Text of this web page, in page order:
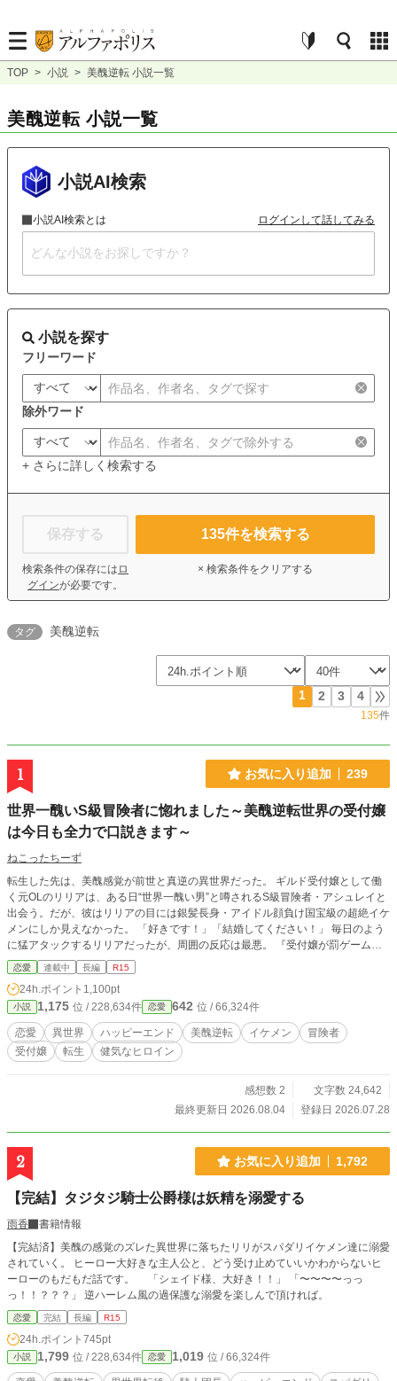
TOP > 小説 > 美醜逆転 小説一覧
美醜逆転 小説一覧
小説AI検索
小説AI検索とは ログインして話してみる
小説を探す
フリーワード
除外ワード
+ さらに詳しく検索する
保存する
検索条件の保存には ロ
グインが必要です。
135件を検索する
× 検索条件をクリアする
タグ 美醜逆転
1 2 3 4
135件
1 お気に入り追加 239
世界一醜いS級冒険者に惚れました～美醜逆転世界の受付嬢
は今日も全力で口説きます～
ねこったちーず
転生した先は、美醜感覚が前世と真逆の異世界だった。 ギルド受付嬢として働
く元OLのリリアは、ある日“世界一醜い男”と噂されるS級冒険者・アシュレイと
出会う。だが、彼はリリアの目には銀髪長身・アイドル顔負け国宝級の超絶イケ
メンにしか見えなかった。 「好きです！」「結婚してください！」 毎日のよう
に猛アタックするリリアだったが、周囲の反応は最悪。 『受付嬢が罰ゲームで
醜男をからかっている』と噂され、当のアシュレイ本人には「馬鹿にしているの
か？お前みたいな性格の悪い女が一番嫌いだ」とまったく信じてくれない挙句、
嫌われる末路！ しかし、リリアだけは知っていた。彼が誰よりも優しく、不器
用で、孤独な人間だということを。 やがて彼女の真っ直ぐな想いは、氷のよう
に閉ざされていたアシュレイの心を少しずつ溶かしていく。 ――そして気づけ
ば、“世界一醜い”はずのS級冒険者は、リリアを誰にも渡したくないほど執着す
るようになっていて……？ 美醜感覚が逆転した世界で始まる、勘違いだらけの
恋愛 連載中 長編 R15
24h.ポイント 1,100pt
小説 1,175 位 / 228,634件 恋愛 642 位 / 66,324件
恋愛 異世界 ハッピーエンド 美醜逆転 イケメン
冒険者
受付嬢
転生 健気なヒロイン
感想数 2
文字数 24,642
最終更新日 2026.08.04
登録日 2026.07.28
2 お気に入り追加 1,792
【完結】タジタジ騎士公爵様は妖精を溺愛する
雨香
書籍情報
【完結済】美醜の感覚のズレた異世界に落ちたリリがスパダリイケメン達に溺愛
されていく。 ヒーロー大好きな主人公と、どう受け止めていいかわからないヒ
ーローのもだもだ話です。 「シェイド様、大好き！！」 「〜〜〜〜っっ
っ！！？？？」 逆ハーレム風の過保護な溺愛を楽しんで頂ければ。
恋愛 完結 長編 R15
24h.ポイント 745pt
小説 1,799 位 / 228,634件 恋愛 1,019 位 / 66,324件